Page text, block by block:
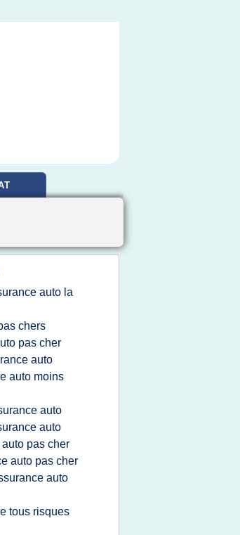
auto la
chers
pas cher
auto
auto moins
auto
auto
pas cher
auto pas cher
auto
tous risques